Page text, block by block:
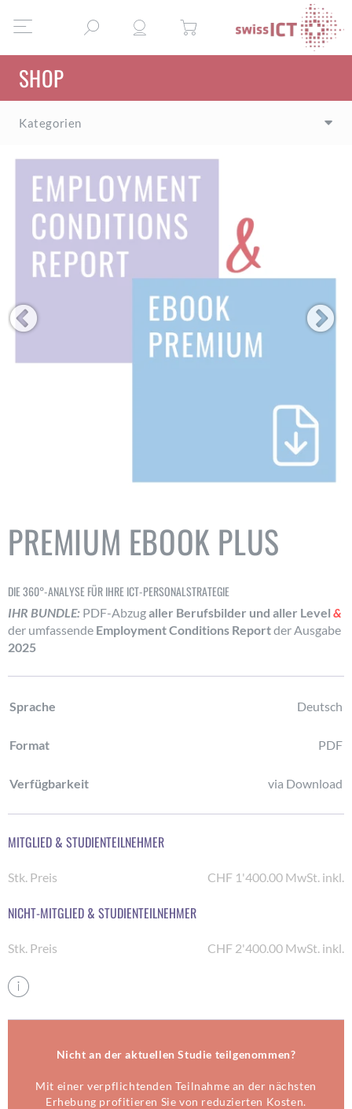
SHOP
Kategorien
PREMIUM EBOOK PLUS
DIE 360°-ANALYSE FÜR IHRE ICT-PERSONALSTRATEGIE
IHR BUNDLE: PDF-Abzugaller Berufsbilder und aller Level &
der umfassende Employment Conditions Reportder Ausgabe
2025
Sprache Deutsch
Format PDF
Verfügbarkeit via Download
MITGLIED & STUDIENTEILNEHMER
Stk. Preis CHF 1'400.00 MwSt. inkl.
NICHT-MITGLIED & STUDIENTEILNEHMER
Stk. Preis CHF 2'400.00 MwSt. inkl.
Nicht an der aktuellen Studie teilgenommen?
Mit einer verpflichtenden Teilnahme an der nächsten
Erhebung profitieren Sie von reduzierten Kosten.